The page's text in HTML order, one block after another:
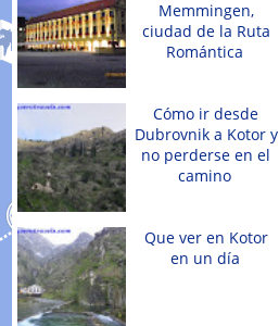
Memmingen,
ciudad de la Ruta
Romántica
Cómo ir desde
Dubrovnik a Kotor y
no perderse en el
camino
Que ver en Kotor
en un día